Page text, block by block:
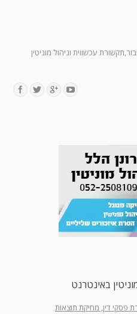
עכשווית וניהול מוניטין
באינטרנט
פסקי דין, מחיקת תוצאות